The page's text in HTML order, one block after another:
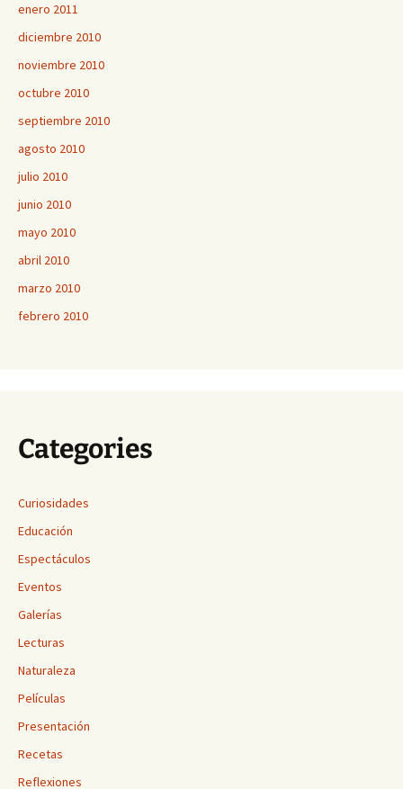
enero 2011
diciembre 2010
noviembre 2010
octubre 2010
septiembre 2010
agosto 2010
julio 2010
junio 2010
mayo 2010
abril 2010
marzo 2010
febrero 2010
Categories
Curiosidades
Educación
Espectáculos
Eventos
Galerías
Lecturas
Naturaleza
Películas
Presentación
Recetas
Reflexiones